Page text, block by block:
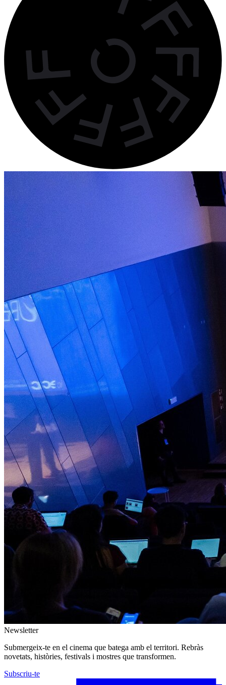
Newsletter
Submergeix-te en el cinema que batega amb el territori. Rebràs
novetats, històries, festivals i mostres que transformen.
Subscriu-te